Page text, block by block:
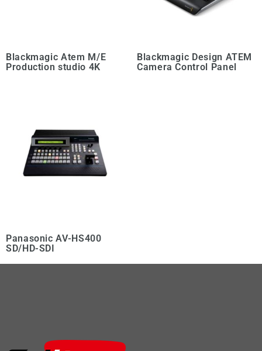
Blackmagic Atem M/E
Production studio 4K
Blackmagic Design ATEM
Camera Control Panel
Panasonic AV-HS400
SD/HD-SDI